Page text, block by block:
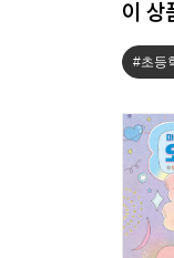
이 상
#초등